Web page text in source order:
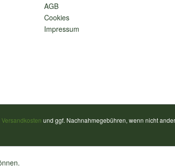
AGB
Cookies
Impressum
Versandkosten und ggf. Nachnahmegebühren, wenn nicht